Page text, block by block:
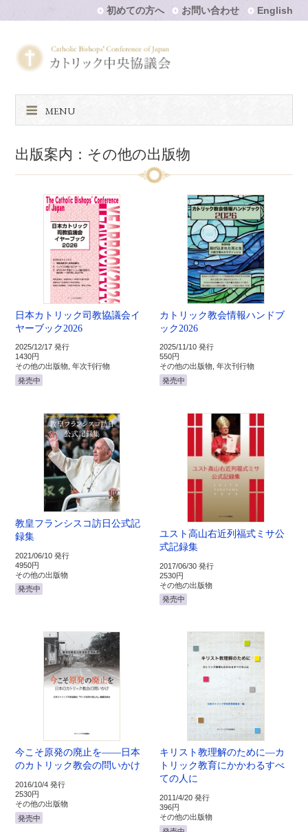
初めての方へ お問い合わせ English
MENU
出版案内：その他の出版物
日本カトリック司教協議会イ
ヤーブック2026
2025/12/17 発行
1430円
その他の出版物, 年次刊行物
発売中
カトリック教会情報ハンドブ
ック2026
2025/11/10 発行
550円
その他の出版物, 年次刊行物
発売中
教皇フランシスコ訪日公式記
録集
2021/06/10 発行
4950円
その他の出版物
発売中
ユスト高山右近列福式ミサ公
式記録集
2017/06/30 発行
2530円
その他の出版物
発売中
今こそ原発の廃止を――日本
のカトリック教会の問いかけ
2016/10/4 発行
2530円
その他の出版物
発売中
キリスト教理解のために―カ
トリック教育にかかわるすべ
ての人に
2011/4/20 発行
396円
その他の出版物